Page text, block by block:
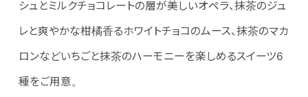
シュとミルクチョコレートの層が美しいオペラ、抹茶のジュ
レと爽やかな柑橘香るホワイトチョコのムース、抹茶のマカ
ロンなどいちごと抹茶のハーモニーを楽しめるスイーツ6
種をご用意。